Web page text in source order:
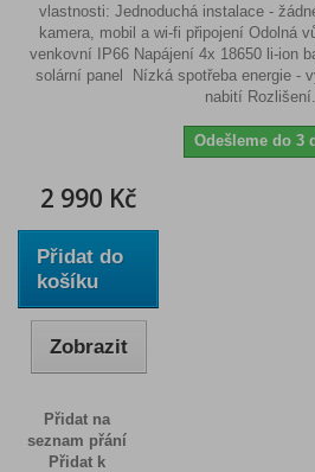
vlastnosti: Jednoduchá instalace -
kamera, mobil a wi-fi připojení Odolná
venkovní IP66 Napájení 4x 18650 li-ion
solární panel Nízká spotřeba energie -
nabití
Odešleme do 3
2 990 Kč
Přidat do
košíku
Zobrazit
Přidat na
seznam přání
Přidat k